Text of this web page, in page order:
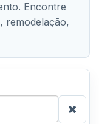
Encontre
remodelação,